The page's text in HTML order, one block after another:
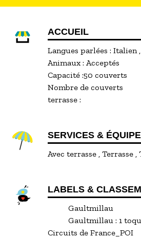
ACCUEIL
Langues parlées : Italien
Animaux : Acceptés
Capacité :50 couverts
Nombre de couverts
terrasse :
SERVICES &
Avec terrasse Terrasse
LABELS &
Gaultmillau
Gaultmillau : 1
Circuits de France_POI